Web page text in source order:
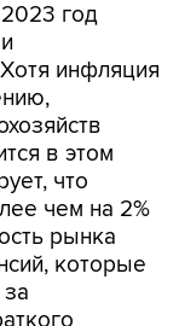
год
инфляция
в этом
что
чем на 2%
рынка
которые